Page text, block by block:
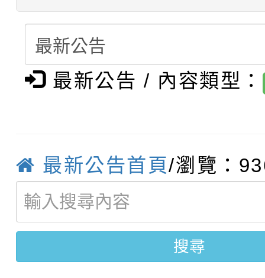
結果(第4招)
學年度第1學期第7次代
結果(第12招)
轉知：桃園市115學年
賽及師生本土語及新住
賽實施要點
轉知：「桃園市115學
比賽實施要點」
轉知：「115年金融知
畫影片一案
劇比賽實施要點」及修
表
轉知：桃園市115年度
敬師藝文競賽』實施計
【甄選結果(第11招)】
學年度第1學期第7次
【甄選結果(第3招)】
最新公告 / 內容類型：
最新公告首頁/瀏覽：
搜尋